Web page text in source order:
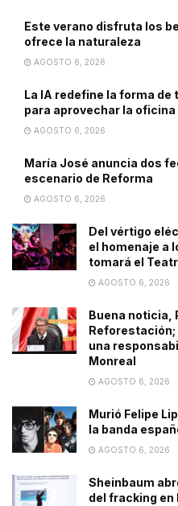
Este verano disfruta los
ofrece la naturaleza
AGOSTO 6, 2026
La IA redefine la forma
para aprovechar la
AGOSTO 6, 2026
María José anuncia dos
escenario de Reforma
AGOSTO 6, 2026
Del vértigo
el homenaje a
tomará el
AGOSTO 6, 2026
Buena noticia,
Reforestación;
una
Monreal
AGOSTO 6, 2026
Murió Felipe
la banda
AGOSTO 6, 2026
Sheinbaum
del fracking en